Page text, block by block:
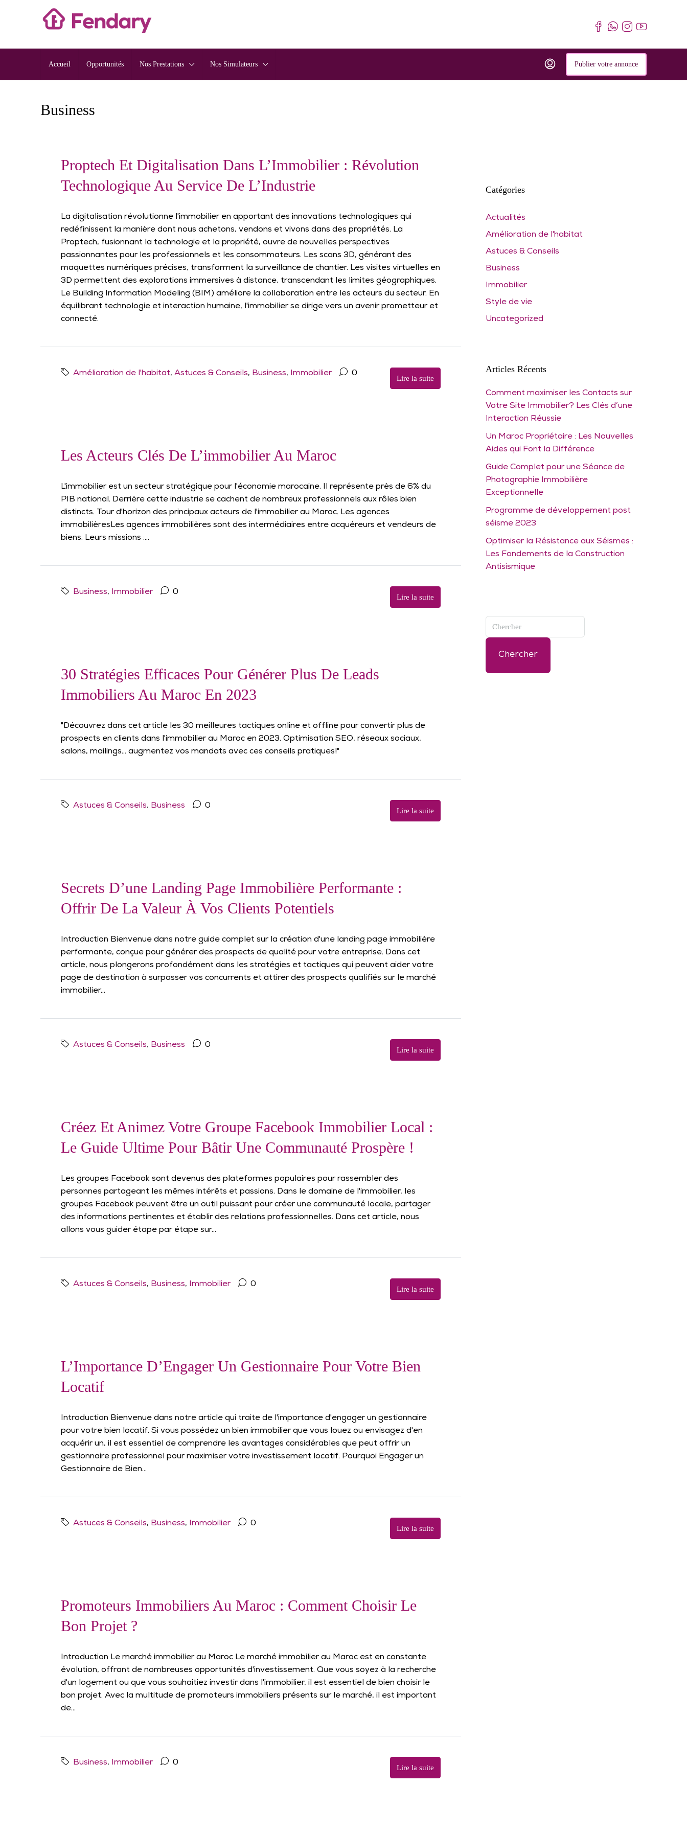
Accueil Opportunités Nos Prestations Nos Simulateurs Publier votre annonce
Business
Proptech Et Digitalisation Dans L’Immobilier : Révolution
Technologique Au Service De L’Industrie
La digitalisation révolutionne l'immobilier en apportant des innovations technologiques qui
redéfinissent la manière dont nous achetons, vendons et vivons dans des propriétés. La
Proptech, fusionnant la technologie et la propriété, ouvre de nouvelles perspectives
passionnantes pour les professionnels et les consommateurs. Les scans 3D, générant des
maquettes numériques précises, transforment la surveillance de chantier. Les visites virtuelles en
3D permettent des explorations immersives à distance, transcendant les limites géographiques.
Le Building Information Modeling (BIM) améliore la collaboration entre les acteurs du secteur. En
équilibrant technologie et interaction humaine, l'immobilier se dirige vers un avenir prometteur et
connecté.
Amélioration de l'habitat, Astuces & Conseils, Business, Immobilier 0
Lire la suite
Les Acteurs Clés De L’immobilier Au Maroc
L'immobilier est un secteur stratégique pour l'économie marocaine. Il représente près de 6% du
PIB national. Derrière cette industrie se cachent de nombreux professionnels aux rôles bien
distincts. Tour d'horizon des principaux acteurs de l'immobilier au Maroc. Les agences
immobilièresLes agences immobilières sont des intermédiaires entre acquéreurs et vendeurs de
biens. Leurs missions :...
Business, Immobilier 0
Lire la suite
30 Stratégies Efficaces Pour Générer Plus De Leads
Immobiliers Au Maroc En 2023
"Découvrez dans cet article les 30 meilleures tactiques online et offline pour convertir plus de
prospects en clients dans l'immobilier au Maroc en 2023. Optimisation SEO, réseaux sociaux,
salons, mailings... augmentez vos mandats avec ces conseils pratiques!"
Astuces & Conseils, Business 0
Lire la suite
Secrets D’une Landing Page Immobilière Performante :
Offrir De La Valeur À Vos Clients Potentiels
Introduction Bienvenue dans notre guide complet sur la création d'une landing page immobilière
performante, conçue pour générer des prospects de qualité pour votre entreprise. Dans cet
article, nous plongerons profondément dans les stratégies et tactiques qui peuvent aider votre
page de destination à surpasser vos concurrents et attirer des prospects qualifiés sur le marché
immobilier...
Astuces & Conseils, Business 0
Lire la suite
Créez Et Animez Votre Groupe Facebook Immobilier Local :
Le Guide Ultime Pour Bâtir Une Communauté Prospère !
Les groupes Facebook sont devenus des plateformes populaires pour rassembler des
personnes partageant les mêmes intérêts et passions. Dans le domaine de l'immobilier, les
groupes Facebook peuvent être un outil puissant pour créer une communauté locale, partager
des informations pertinentes et établir des relations professionnelles. Dans cet article, nous
allons vous guider étape par étape sur...
Astuces & Conseils, Business, Immobilier 0
Lire la suite
L’Importance D’Engager Un Gestionnaire Pour Votre Bien
Locatif
Introduction Bienvenue dans notre article qui traite de l'importance d'engager un gestionnaire
pour votre bien locatif. Si vous possédez un bien immobilier que vous louez ou envisagez d'en
acquérir un, il est essentiel de comprendre les avantages considérables que peut offrir un
gestionnaire professionnel pour maximiser votre investissement locatif. Pourquoi Engager un
Gestionnaire de Bien...
Astuces & Conseils, Business, Immobilier 0
Lire la suite
Promoteurs Immobiliers Au Maroc : Comment Choisir Le
Bon Projet ?
Introduction Le marché immobilier au Maroc Le marché immobilier au Maroc est en constante
évolution, offrant de nombreuses opportunités d'investissement. Que vous soyez à la recherche
d'un logement ou que vous souhaitiez investir dans l'immobilier, il est essentiel de bien choisir le
bon projet. Avec la multitude de promoteurs immobiliers présents sur le marché, il est important
de...
Business, Immobilier 0
Lire la suite
Catégories
Actualités
Amélioration de l'habitat
Astuces & Conseils
Business
Immobilier
Style de vie
Uncategorized
Articles Récents
Comment maximiser les Contacts sur
Votre Site Immobilier? Les Clés d’une
Interaction Réussie
Un Maroc Propriétaire : Les Nouvelles
Aides qui Font la Différence
Guide Complet pour une Séance de
Photographie Immobilière
Exceptionnelle
Programme de développement post
séisme 2023
Optimiser la Résistance aux Séismes :
Les Fondements de la Construction
Antisismique
Chercher